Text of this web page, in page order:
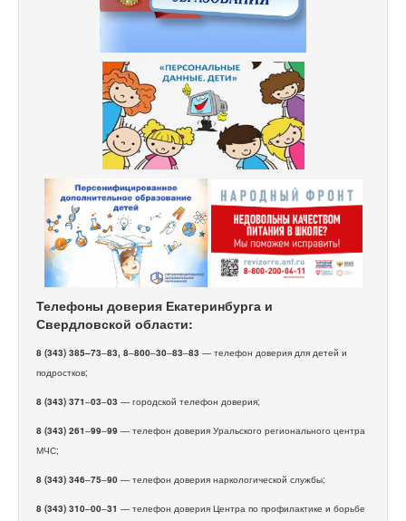
Телефоны доверия Екатеринбурга и
Свердловской области:
8 (343) 385–73–83, 8–800–30–83–83 — телефон доверия для детей и
подростков;
8 (343) 371–03–03 — городской телефон доверия;
8 (343) 261–99–99 — телефон доверия Уральского регионального центра
МЧС;
8 (343) 346–75–90 — телефон доверия наркологической службы;
8 (343) 310–00–31 — телефон доверия Центра по профилактике и борьбе